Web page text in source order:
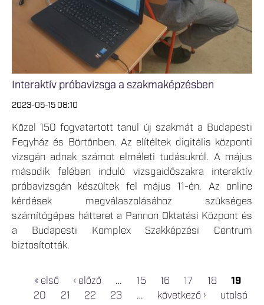
Interaktív próbavizsga a szakmaképzésben
2023-05-15 08:10
Közel 150 fogvatartott tanul új szakmát a Budapesti
Fegyház és Börtönben. Az elítéltek digitális központi
vizsgán adnak számot elméleti tudásukról. A május
második felében induló vizsgaidőszakra interaktív
próbavizsgán készültek fel május 11-én. Az online
kérdések megválaszolásához szükséges
számítógépes hátteret a Pannon Oktatási Központ és
a Budapesti Komplex Szakképzési Centrum
biztosították.
OLDALAK
« első ‹ előző … 15 16 17 18
19
20
21 22 23 … következő ›
utolsó